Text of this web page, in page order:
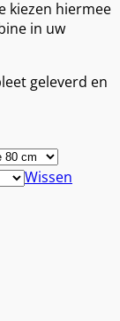
kiezen hiermee
in uw
geleverd en
Wissen